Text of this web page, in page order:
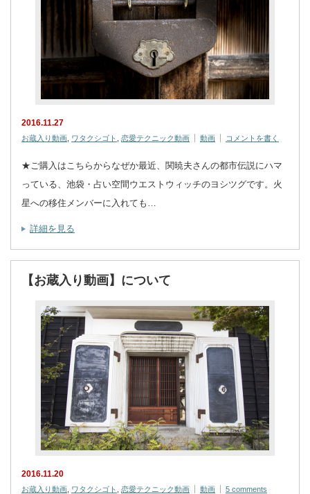
2016.11.27
お蔵入り動画 ワタクシゴト 恋愛テクニック動画 動画 コメントを書く
★ご購入はこちらからなぜか最近、関暁夫さんの都市伝説にハマ
っている、池袋・占い空間ウエストウィッチのヨシツグです。火
星への移住メンバーに入れても…
詳細を見る
【お蔵入り動画】について
2016.11.20
お蔵入り動画 ワタクシゴト 恋愛テクニック動画 動画 5 comments